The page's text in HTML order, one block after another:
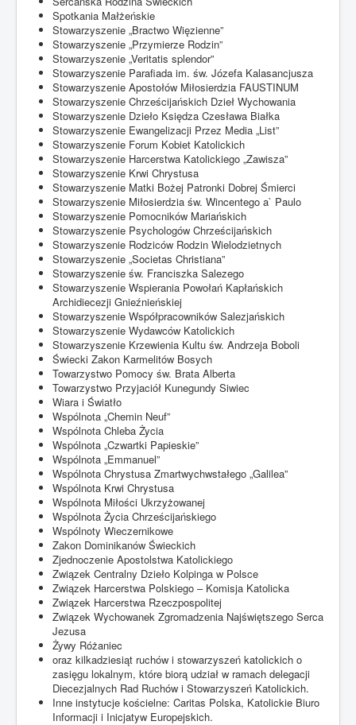
Spotkania Małżeńskie
Stowarzyszenie „Bractwo Więzienne”
Stowarzyszenie „Przymierze Rodzin”
Stowarzyszenie „Veritatis splendor”
Stowarzyszenie Parafiada im. św. Józefa Kalasancjusza
Stowarzyszenie Apostołów Miłosierdzia FAUSTINUM
Stowarzyszenie Chrześcijańskich Dzieł Wychowania
Stowarzyszenie Dzieło Księdza Czesława Białka
Stowarzyszenie Ewangelizacji Przez Media „List”
Stowarzyszenie Forum Kobiet Katolickich
Stowarzyszenie Harcerstwa Katolickiego „Zawisza”
Stowarzyszenie Krwi Chrystusa
Stowarzyszenie Matki Bożej Patronki Dobrej Śmierci
Stowarzyszenie Miłosierdzia św. Wincentego a` Paulo
Stowarzyszenie Pomocników Mariańskich
Stowarzyszenie Psychologów Chrześcijańskich
Stowarzyszenie Rodziców Rodzin Wielodzietnych
Stowarzyszenie „Societas Christiana”
Stowarzyszenie św. Franciszka Salezego
Stowarzyszenie Wspierania Powołań Kapłańskich
Archidiecezji Gnieźnieńskiej
Stowarzyszenie Współpracowników Salezjańskich
Stowarzyszenie Wydawców Katolickich
Stowarzyszenie Krzewienia Kultu św. Andrzeja Boboli
Świecki Zakon Karmelitów Bosych
Towarzystwo Pomocy św. Brata Alberta
Towarzystwo Przyjaciół Kunegundy Siwiec
Wiara i Światło
Wspólnota „Chemin Neuf”
Wspólnota Chleba Życia
Wspólnota „Czwartki Papieskie”
Wspólnota „Emmanuel”
Wspólnota Chrystusa Zmartwychwstałego „Galilea”
Wspólnota Krwi Chrystusa
Wspólnota Miłości Ukrzyżowanej
Wspólnota Życia Chrześcijańskiego
Wspólnoty Wieczernikowe
Zakon Dominikanów Świeckich
Zjednoczenie Apostolstwa Katolickiego
Związek Centralny Dzieło Kolpinga w Polsce
Związek Harcerstwa Polskiego – Komisja Katolicka
Związek Harcerstwa Rzeczpospolitej
Związek Wychowanek Zgromadzenia Najświętszego Serca
Jezusa
Żywy Różaniec
oraz kilkadziesiąt ruchów i stowarzyszeń katolickich o
zasięgu lokalnym, które biorą udział w ramach delegacji
Diecezjalnych Rad Ruchów i Stowarzyszeń Katolickich.
Inne instytucje kościelne: Caritas Polska, Katolickie Biuro
Informacji i Inicjatyw Europejskich.